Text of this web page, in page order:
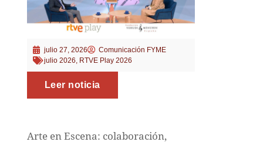
julio 27, 2026
Comunicación FYME
julio 2026 RTVE Play 2026
Leer noticia
Arte en Escena: colaboración,